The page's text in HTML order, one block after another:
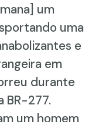
um
uma
e
em
durante
BR-277.
um homem